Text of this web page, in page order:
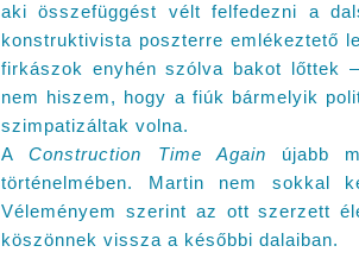
aki összefüggést vélt felfedezni a
konstruktivista poszterre emlékeztető
firkászok enyhén szólva bakot lőttek
nem hiszem, hogy a fiúk bármelyik
szimpatizáltak volna.
AConstruction Time Again újabb
történelmében. Martin nem sokkal
Véleményem szerint az ott szerzett
köszönnek vissza a későbbi dalaiban.